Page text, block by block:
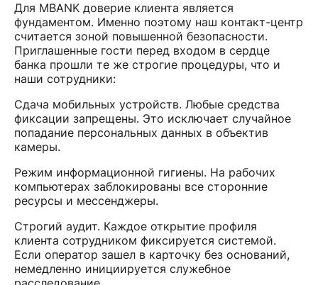
Для MBANK доверие клиента является
фундаментом. Именно поэтому наш контакт-центр
считается зоной повышенной безопасности.
Приглашенные гости перед входом в сердце
банка прошли те же строгие процедуры, что и
наши сотрудники:
Сдача мобильных устройств. Любые средства
фиксации запрещены. Это исключает случайное
попадание персональных данных в объектив
камеры.
Режим информационной гигиены. На рабочих
компьютерах заблокированы все сторонние
ресурсы и мессенджеры.
Строгий аудит. Каждое открытие профиля
клиента сотрудником фиксируется системой.
Если оператор зашел в карточку без оснований,
немедленно инициируется служебное